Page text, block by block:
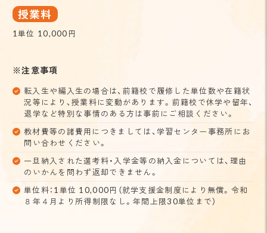
授業料
1単位 10,000円
※注意事項
転入生や編入生の場合は、前籍校で履修した単位数や在籍状
況等により、授業料に変動があります。前籍校で休学や留年、
退学など特別な事情のある方は事前にご相談ください。
教材費等の諸費用につきましては、学習センター事務所にお
問い合わせください。
一旦納入された選考料・入学金等の納入金については、理由
のいかんを問わず返却できません。
単位料：1単位 10,000円（就学支援金制度により無償。令和
８年４月より所得制限なし。年間上限30単位まで）